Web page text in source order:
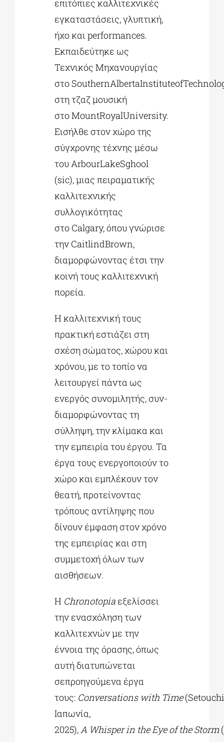
επιτόπιες καλλιτεχνικές
εγκαταστάσεις, γλυπτική,
ήχο και performances.
Εκπαιδεύτηκε ως
Τεχνικός Μηχανουργίας
στο
στη τζαζ μουσική
στο MountRoyalUniversity.
Εισήλθε στον χώρο της
σύγχρονης τέχνης μέσω
του ArbourLakeSghool
(sic), μιας πειραματικής
καλλιτεχνικής
συλλογικότητας
στο Calgary, όπου γνώρισε
την CaitlindBrown,
διαμορφώνοντας έτσι την
κοινή τους καλλιτεχνική
πορεία.
Η καλλιτεχνική τους
πρακτική εστιάζει στη
σχέση σώματος, χώρου και
χρόνου, με το τοπίο να
λειτουργεί πάντα ως
ενεργός συνομιλητής, συν-
διαμορφώνοντας τη
σύλληψη, την κλίμακα και
την εμπειρία του έργου. Τα
έργα τους ενεργοποιούν το
χώρο και εμπλέκουν τον
θεατή, προτείνοντας
τρόπους αντίληψης που
δίνουν έμφαση στον χρόνο
της εμπειρίας και στη
συμμετοχή όλων των
αισθήσεων.
Η Chronotopia εξελίσσει
την ενασχόληση των
καλλιτεχνών με την
έννοια της όρασης, όπως
αυτή διατυπώνεται
σεπροηγούμενα έργα
τους: Conversations with Time
Ιαπωνία,
2025), A Whisper in the Eye of the Storm